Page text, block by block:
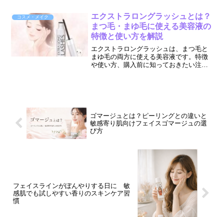
コスメ・メイク
エクストラロングラッシュとは？
まつ毛・まゆ毛に使える美容液の
特徴と使い方を解説
エクストラロングラッシュは、まつ毛と
まゆ毛の両方に使える美容液です。特徴
や使い方、購入前に知っておきたい注意
ゴマージュとは？ピーリングとの違いと
敏感寄り肌向けフェイスゴマージュの選
び方
フェイスラインがぼんやりする日に 敏
感肌でも試しやすい香りのスキンケア習
慣